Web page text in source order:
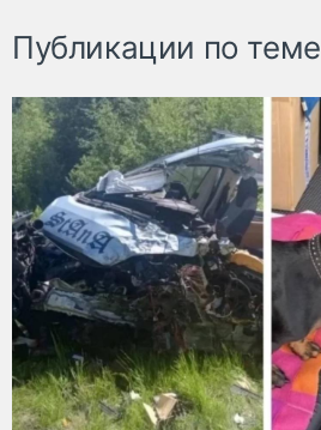
Публикации по теме